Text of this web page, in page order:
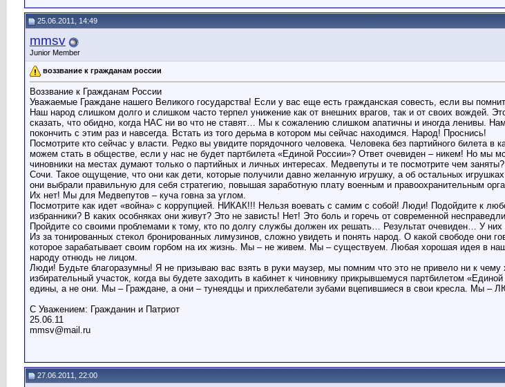
25.06.2011, 14:49
mmsv
Junior Member
воззвание к гражданам россии
Воззвание к Гражданам России
Уважаемые Граждане нашего Великого государства! Если у вас еще есть гражданская совесть, если вы
Наш народ слишком долго и слишком часто терпел унижение как от внешних врагов, так и от своих вождей.
сказать, что обидно, когда НАС ни во что не ставят… Мы к сожалению слишком апатичны и иногда ленивы.
покончить с этим раз и навсегда. Встать из того дерьма в котором мы сейчас находимся. Народ! Проснись!
Посмотрите кто сейчас у власти. Редко вы увидите порядочного человека. Человека без партийного
можем стать в обществе, если у нас не будет партбилета «Единой России»? Ответ очевиден – никем! Но
чиновники на местах думают только о партийных и личных интересах. Медвепуты и те посмотрите чем
Сочи. Такое ощущение, что они как дети, которые получили давно желанную игрушку, а об остальных
они выбрали правильную для себя стратегию, повышая заработную плату военным и правоохранительным
Их нет! Мы для Медвепутов – куча говна за углом.
Посмотрите как идет «война» с коррупцией. НИКАК!!! Нельзя воевать с самим с собой! Люди! Подойдите к
избранники? В каких особняках они живут? Это не зависть! Нет! Это боль и горечь от современной
Пройдите со своими проблемами к тому, кто по долгу службы должен их решать… Результат очевиден… У
Из за тонированных стекол бронированных лимузинов, сложно увидеть и понять народ. О какой свободе они
которое зарабатывает своим горбом на их жизнь. Мы – не живем. Мы – существуем. Любая хорошая идея в
народу отнюдь не лицом.
Люди! Будьте благоразумны! Я не призываю вас взять в руки маузер, мы помним что это не привело ни к
избирательный участок, когда вы будете заходить в кабинет к чиновнику прикрывшемуся партбилетом
едины, а не они. Мы – Граждане, а они – тунеядцы и прихлебатели зубами вцепившиеся в свои кресла. Мы –
С Уважением: Гражданин и Патриот
25.06.11
mmsv@mail.ru
27.06.2011, 22:00